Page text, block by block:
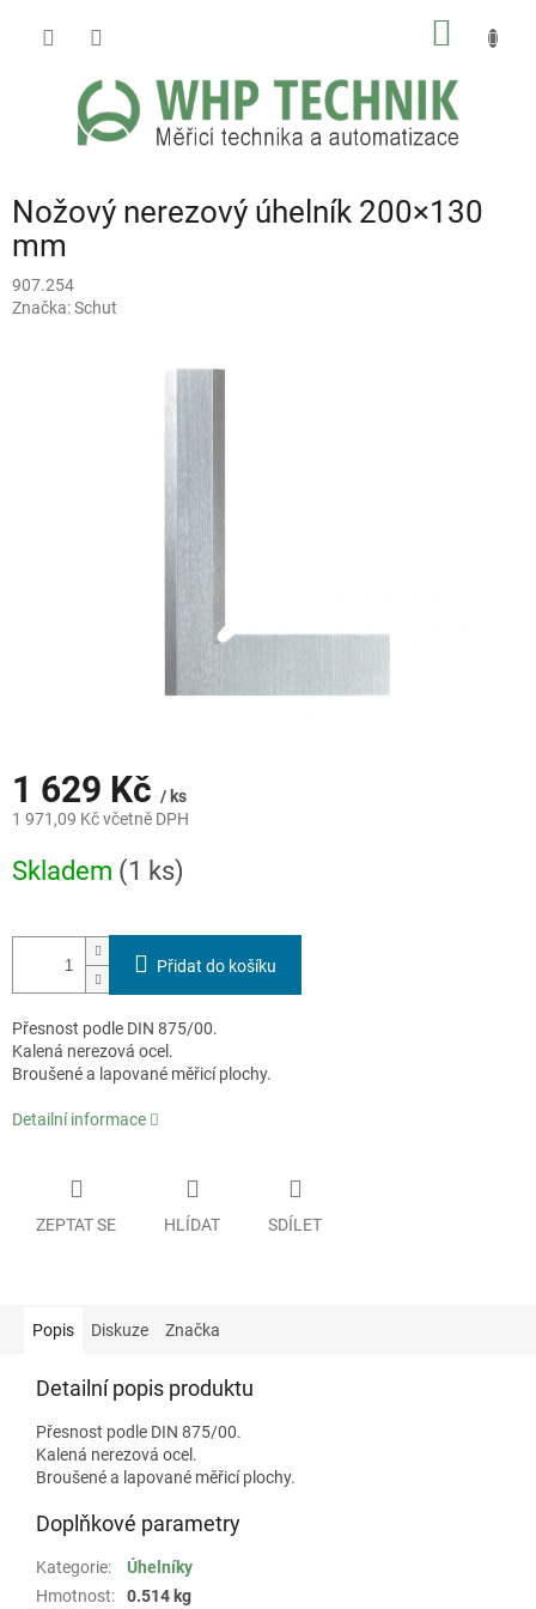
Nožový nerezový úhelník 200×130
mm
907.254
Značka:Schut
1 629 Kč / ks
1 971,09 Kč včetně DPH
cena:
Skladem (1 ks)
Přidat do košíku
Přesnost podle DIN 875/00.
Kalená nerezová ocel.
Broušené a lapované měřicí plochy.
Detailní informace
ZEPTAT SE HLÍDAT SDÍLET
Popis Diskuze Značka
Detailní popis produktu
Přesnost podle DIN 875/00.
Kalená nerezová ocel.
Broušené a lapované měřicí plochy.
Doplňkové parametry
Kategorie:
Úhelníky
Hmotnost: 0.514 kg